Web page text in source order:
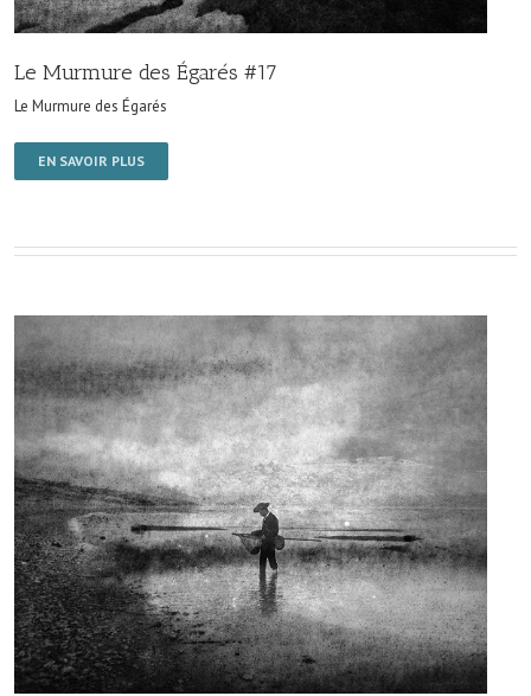
Le Murmure des Égarés #17
Le Murmure des Égarés
EN SAVOIR PLUS